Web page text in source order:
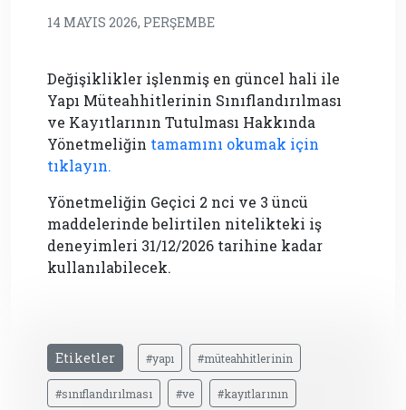
14 MAYIS 2026, PERŞEMBE
Değişiklikler işlenmiş en güncel hali ile
Yapı Müteahhitlerinin Sınıflandırılması
ve Kayıtlarının Tutulması Hakkında
Yönetmeliğin tamamını okumak için
tıklayın.
Yönetmeliğin Geçici 2 nci ve 3 üncü
maddelerinde belirtilen nitelikteki iş
deneyimleri 31/12/2026 tarihine kadar
kullanılabilecek.
Etiketler #yapı #müteahhitlerinin
#sınıflandırılması #ve #kayıtlarının